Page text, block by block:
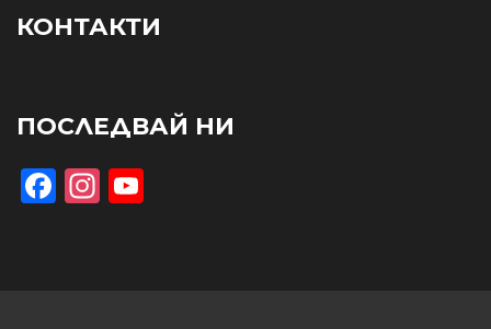
КОНТАКТИ
ПОСЛЕДВАЙ НИ
Facebook
Instagram